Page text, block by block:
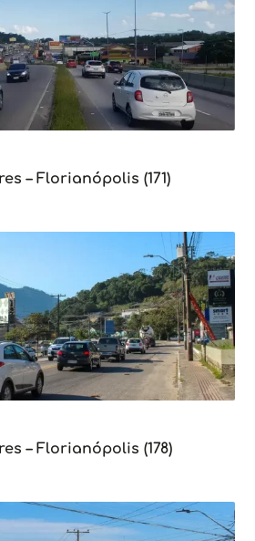
– Florianópolis (171)
– Florianópolis (178)